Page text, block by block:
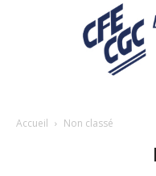
Accueil Non classé